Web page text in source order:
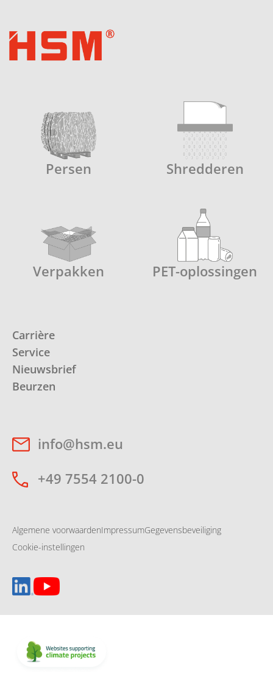
Persen Shredderen
Verpakken PET-oplossingen
Carrière
Service
Nieuwsbrief
Beurzen
info@hsm.eu
+49 7554 2100-0
Algemene voorwaardenImpressumGegevensbeveiliging
Cookie-instellingen